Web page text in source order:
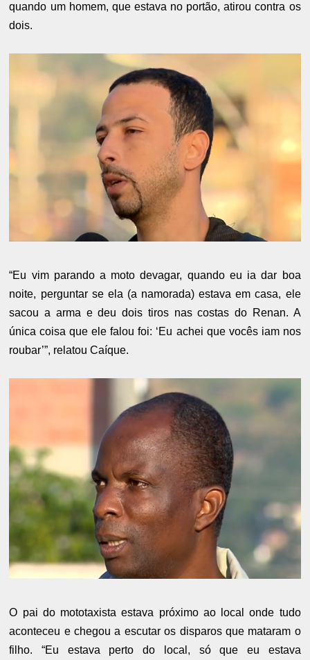
quando um homem, que estava no portão, atirou contra os
dois.
“Eu vim parando a moto devagar, quando eu ia dar boa
noite, perguntar se ela (a namorada) estava em casa, ele
sacou a arma e deu dois tiros nas costas do Renan. A
única coisa que ele falou foi: ‘Eu achei que vocês iam nos
roubar’”, relatou Caíque.
O pai do mototaxista estava próximo ao local onde tudo
aconteceu e chegou a escutar os disparos que mataram o
filho. “Eu estava perto do local, só que eu estava